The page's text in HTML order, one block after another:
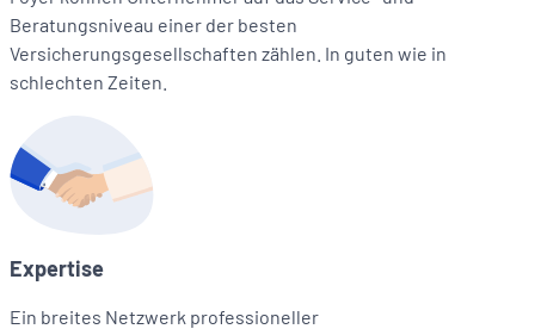
Beratungsniveau einer der besten
Versicherungsgesellschaften zählen. In guten wie in
schlechten Zeiten.
Expertise
Ein breites Netzwerk professioneller